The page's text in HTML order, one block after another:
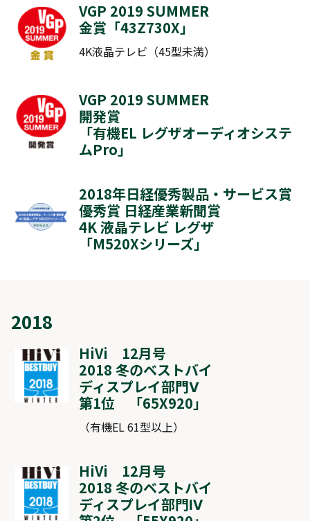
VGP 2019 SUMMER
金賞「43Z730X」
4K液晶テレビ（45型未満）
VGP 2019 SUMMER
開発賞
「有機EL レグザオーディオシステ
ムPro」
2018年日経優秀製品・サービス賞
優秀賞 日経産業新聞賞
4K 液晶テレビ レグザ
「M520Xシリーズ」
2018
HiVi 12月号
2018 冬のベストバイ
ディスプレイ部門Ⅴ
第1位 「65X920」
（有機EL 61型以上）
HiVi 12月号
2018 冬のベストバイ
ディスプレイ部門Ⅳ